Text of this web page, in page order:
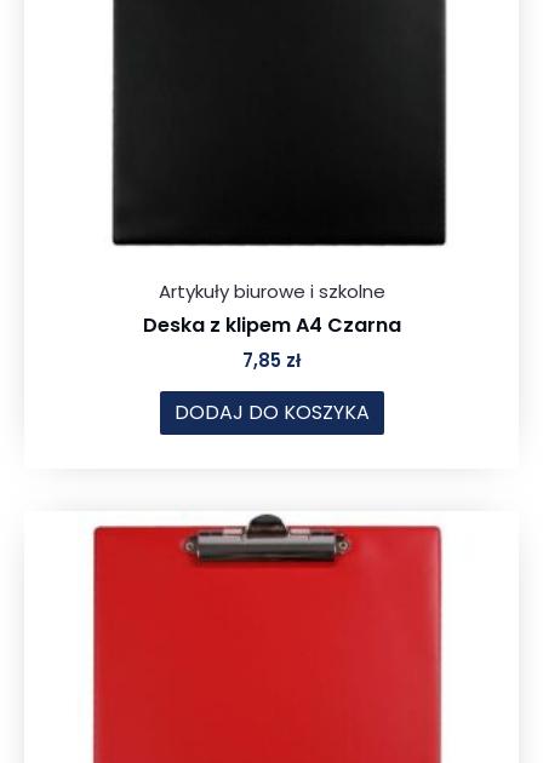
Artykuły biurowe i szkolne
Deska z klipem A4 Czarna
7,85 zł
DODAJ DO KOSZYKA